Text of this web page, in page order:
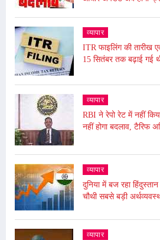
व्यापार
ITR फाइलिंग की तारीख
15 सितंबर तक बढ़ाई गई
व्यापार
RBI ने रेपो रेट में नहीं
नहीं होगा बदलाव, टैरिफ
व्यापार
दुनिया में बज रहा
चौथी सबसे बड़ी
व्यापार